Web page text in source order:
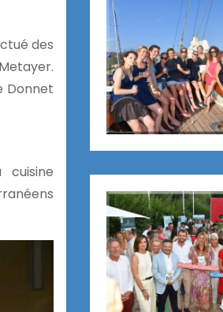
des
Donnet
cuisine